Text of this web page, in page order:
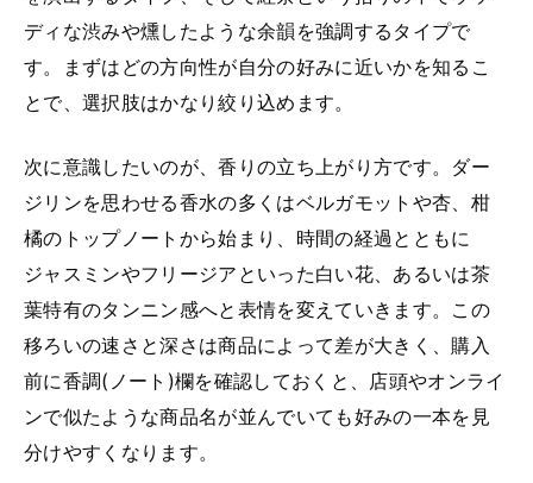
ディな渋みや燻したような余韻を強調するタイプで
す。まずはどの方向性が自分の好みに近いかを知るこ
とで、選択肢はかなり絞り込めます。
次に意識したいのが、香りの立ち上がり方です。ダー
ジリンを思わせる香水の多くはベルガモットや杏、柑
橘のトップノートから始まり、時間の経過とともに
ジャスミンやフリージアといった白い花、あるいは茶
葉特有のタンニン感へと表情を変えていきます。この
移ろいの速さと深さは商品によって差が大きく、購入
前に香調(ノート)欄を確認しておくと、店頭やオンライ
ンで似たような商品名が並んでいても好みの一本を見
分けやすくなります。